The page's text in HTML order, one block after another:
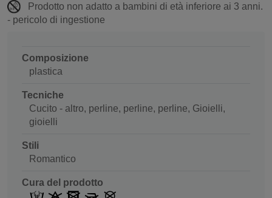
Prodotto non adatto a bambini di età inferiore ai 3 anni.
- pericolo di ingestione
Composizione
plastica
Tecniche
Cucito - altro, perline, perline, perline, Gioielli,
gioielli
Stili
Romantico
Cura del prodotto